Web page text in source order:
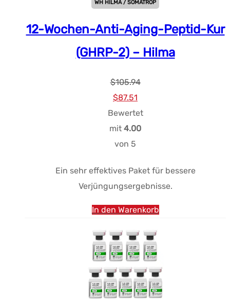
WH HILMA / SOMATROP
12-Wochen-Anti-Aging-Peptid-Kur
(GHRP-2) – Hilma
$105.94
Ursprünglicher
Preis
war:
$105.94.
$87.51
Preis:
$87.51.
Bewertet
mit 4.00
von 5
Ein sehr effektives Paket für bessere
Verjüngungsergebnisse.
In den Warenkorb